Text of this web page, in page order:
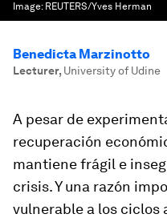
Image: REUTERS/Yves Herman
Benedicta Marzinotto
Lecturer, University of Udine
A pesar de
recuperación
mantiene frágil e
crisis. Y una razón
vulnerable a los ciclos